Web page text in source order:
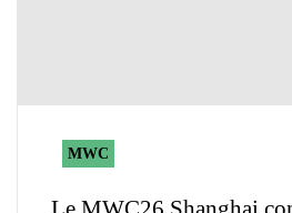
MWC